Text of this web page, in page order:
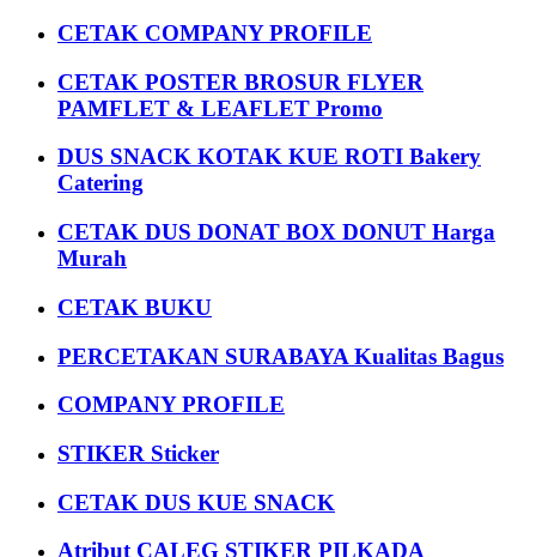
CETAK COMPANY PROFILE
CETAK POSTER BROSUR FLYER
PAMFLET & LEAFLET Promo
DUS SNACK KOTAK KUE ROTI Bakery
Catering
CETAK DUS DONAT BOX DONUT Harga
Murah
CETAK BUKU
PERCETAKAN SURABAYA Kualitas Bagus
COMPANY PROFILE
STIKER Sticker
CETAK DUS KUE SNACK
Atribut CALEG STIKER PILKADA